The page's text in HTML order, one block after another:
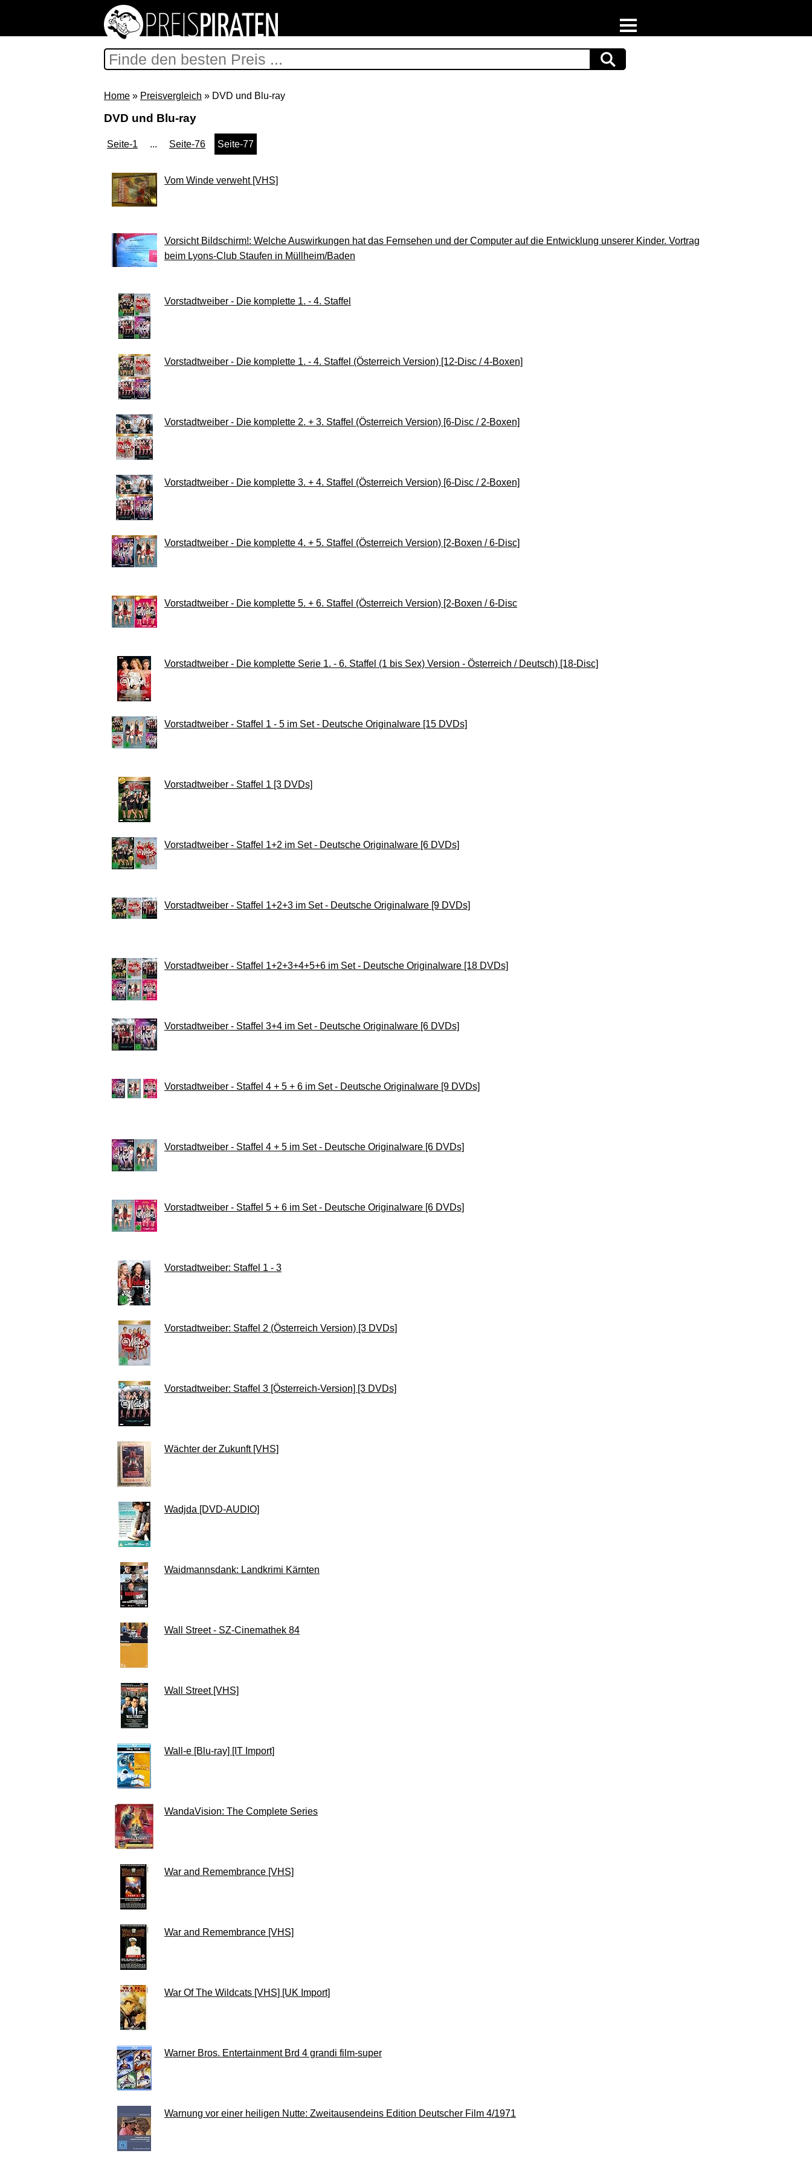
Home » Preisvergleich » DVD und Blu-ray
DVD und Blu-ray
Seite-1 ... Seite-76 Seite-77
Vom Winde verweht [VHS]
Vorsicht Bildschirm!: Welche Auswirkungen hat das Fernsehen und der Computer auf die Entwicklung unserer Kinder. Vortrag
beim Lyons-Club Staufen in Müllheim/Baden
Vorstadtweiber - Die komplette 1. - 4. Staffel
Vorstadtweiber - Die komplette 1. - 4. Staffel (Österreich Version) [12-Disc / 4-Boxen]
Vorstadtweiber - Die komplette 2. + 3. Staffel (Österreich Version) [6-Disc / 2-Boxen]
Vorstadtweiber - Die komplette 3. + 4. Staffel (Österreich Version) [6-Disc / 2-Boxen]
Vorstadtweiber - Die komplette 4. + 5. Staffel (Österreich Version) [2-Boxen / 6-Disc]
Vorstadtweiber - Die komplette 5. + 6. Staffel (Österreich Version) [2-Boxen / 6-Disc
Vorstadtweiber - Die komplette Serie 1. - 6. Staffel (1 bis Sex) Version - Österreich / Deutsch) [18-Disc]
Vorstadtweiber - Staffel 1 - 5 im Set - Deutsche Originalware [15 DVDs]
Vorstadtweiber - Staffel 1 [3 DVDs]
Vorstadtweiber - Staffel 1+2 im Set - Deutsche Originalware [6 DVDs]
Vorstadtweiber - Staffel 1+2+3 im Set - Deutsche Originalware [9 DVDs]
Vorstadtweiber - Staffel 1+2+3+4+5+6 im Set - Deutsche Originalware [18 DVDs]
Vorstadtweiber - Staffel 3+4 im Set - Deutsche Originalware [6 DVDs]
Vorstadtweiber - Staffel 4 + 5 + 6 im Set - Deutsche Originalware [9 DVDs]
Vorstadtweiber - Staffel 4 + 5 im Set - Deutsche Originalware [6 DVDs]
Vorstadtweiber - Staffel 5 + 6 im Set - Deutsche Originalware [6 DVDs]
Vorstadtweiber: Staffel 1 - 3
Vorstadtweiber: Staffel 2 (Österreich Version) [3 DVDs]
Vorstadtweiber: Staffel 3 [Österreich-Version] [3 DVDs]
Wächter der Zukunft [VHS]
Wadjda [DVD-AUDIO]
Waidmannsdank: Landkrimi Kärnten
Wall Street - SZ-Cinemathek 84
Wall Street [VHS]
Wall-e [Blu-ray] [IT Import]
WandaVision: The Complete Series
War and Remembrance [VHS]
War and Remembrance [VHS]
War Of The Wildcats [VHS] [UK Import]
Warner Bros. Entertainment Brd 4 grandi film-super
Warnung vor einer heiligen Nutte: Zweitausendeins Edition Deutscher Film 4/1971